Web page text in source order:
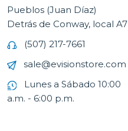
Pueblos (Juan Díaz)
Detrás de Conway, local A7
(507) 217-7661
sale@evisionstore.com
Lunes a Sábado 10:00
a.m. - 6:00 p.m.